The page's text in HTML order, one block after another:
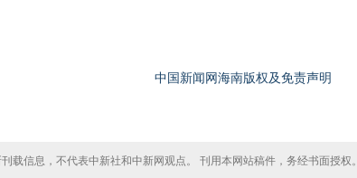
中国新闻网海南版权及免责声明
载信息，不代表中新社和中新网观点。 刊用本网站稿件，务经书面授权。